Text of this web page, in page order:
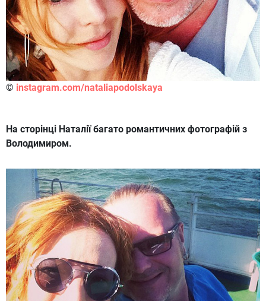
© instagram.com/nataliapodolskaya
На сторінці Наталії багато романтичних фотографій з
Володимиром.